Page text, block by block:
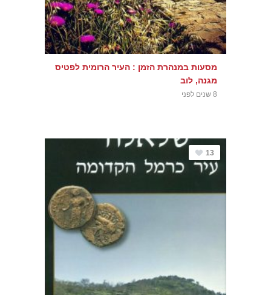
מסעות במנהרת הזמן : העיר הרומית לפטיס
מגנה, לוב
8 שנים לפני
13